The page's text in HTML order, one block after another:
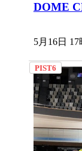
DOME
5月16日 17